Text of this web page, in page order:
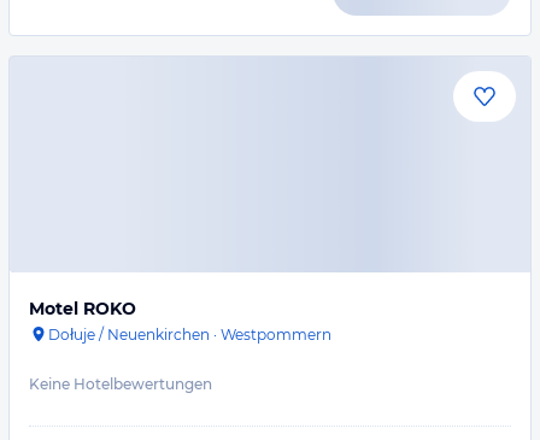
Motel ROKO
Dołuje / Neuenkirchen · Westpommern
Keine Hotelbewertungen